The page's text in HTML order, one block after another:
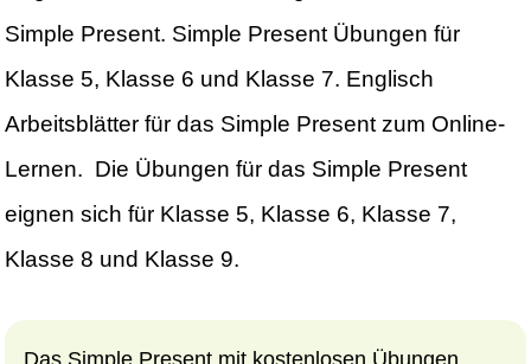
Simple Present. Simple Present Übungen für
Klasse 5, Klasse 6 und Klasse 7. Englisch
Arbeitsblätter für das Simple Present zum Online-
Lernen. Die Übungen für das Simple Present
eignen sich für Klasse 5, Klasse 6, Klasse 7,
Klasse 8 und Klasse 9.
Das Simple Present mit kostenlosen Übungen,